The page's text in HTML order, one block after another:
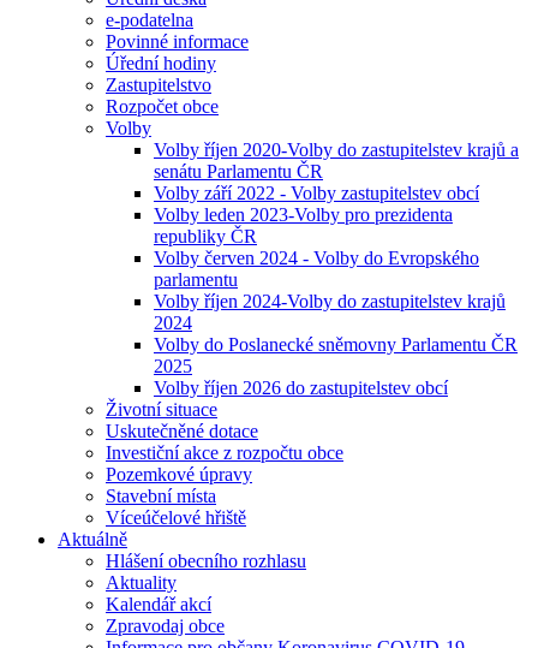
e-podatelna
Povinné informace
Úřední hodiny
Zastupitelstvo
Rozpočet obce
Volby
Volby říjen 2020-Volby do zastupitelstev krajů a
senátu Parlamentu ČR
Volby září 2022 - Volby zastupitelstev obcí
Volby leden 2023-Volby pro prezidenta
republiky ČR
Volby červen 2024 - Volby do Evropského
parlamentu
Volby říjen 2024-Volby do zastupitelstev krajů
2024
Volby do Poslanecké sněmovny Parlamentu ČR
2025
Volby říjen 2026 do zastupitelstev obcí
Životní situace
Uskutečněné dotace
Investiční akce z rozpočtu obce
Pozemkové úpravy
Stavební místa
Víceúčelové hřiště
Aktuálně
Hlášení obecního rozhlasu
Aktuality
Kalendář akcí
Zpravodaj obce